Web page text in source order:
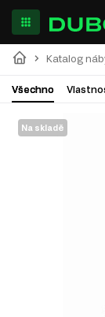
Katalog
Všechno
Na skladě